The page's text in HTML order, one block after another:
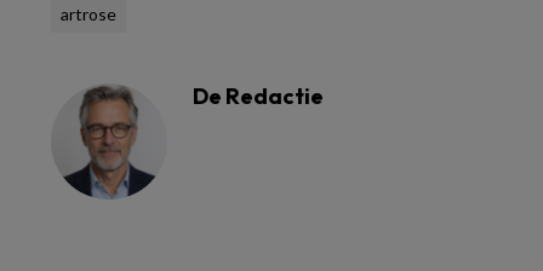
artrose
De Redactie